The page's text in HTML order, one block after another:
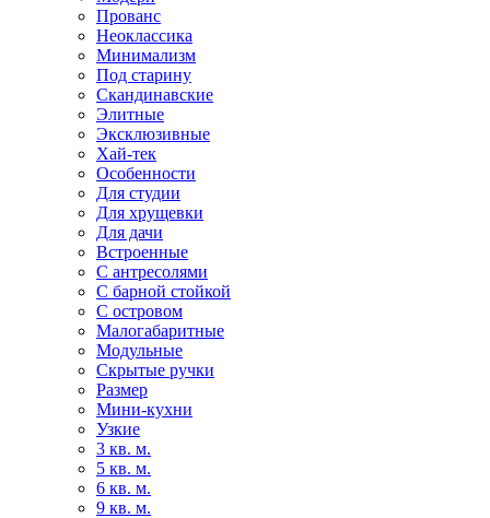
Прованс
Неоклассика
Минимализм
Под старину
Скандинавские
Элитные
Эксклюзивные
Хай-тек
Особенности
Для студии
Для хрущевки
Для дачи
Встроенные
С антресолями
С барной стойкой
С островом
Малогабаритные
Модульные
Скрытые ручки
Размер
Мини-кухни
Узкие
3 кв. м.
5 кв. м.
6 кв. м.
9 кв. м.